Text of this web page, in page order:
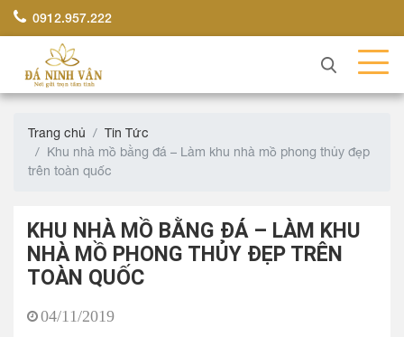
0912.957.222
Trang chủ
Tin Tức
Khu nhà mồ bằng đá – Làm khu nhà mồ phong thủy đẹp
trên toàn quốc
KHU NHÀ MỒ BẰNG ĐÁ – LÀM KHU
NHÀ MỒ PHONG THỦY ĐẸP TRÊN
TOÀN QUỐC
04/11/2019